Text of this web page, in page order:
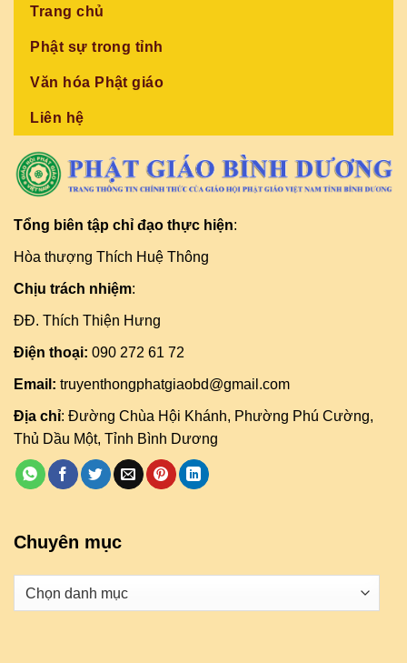
Trang chủ
Phật sự trong tỉnh
Văn hóa Phật giáo
Liên hệ
Tổng biên tập chỉ đạo thực hiện:
Hòa thượng Thích Huệ Thông
Chịu trách nhiệm:
ĐĐ. Thích Thiện Hưng
Điện thoại: 090 272 61 72
Email: truyenthongphatgiaobd@gmail.com
Địa chỉ: Đường Chùa Hội Khánh, Phường Phú Cường,
Thủ Dầu Một, Tỉnh Bình Dương
Chuyên mục